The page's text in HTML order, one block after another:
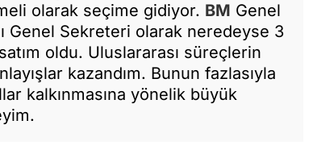
olarak seçime gidiyor. BM Genel
Genel Sekreteri olarak neredeyse 3
oldu. Uluslararası süreçlerin
kazandım. Bunun fazlasıyla
kalkınmasına yönelik büyük